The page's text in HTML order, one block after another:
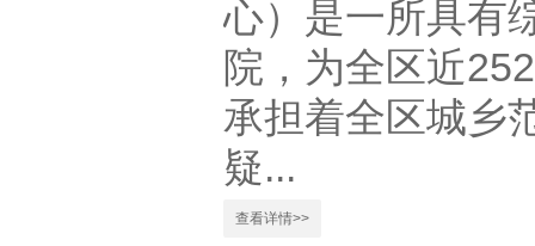
心）是一所具有
院，为全区近
承担着全区城乡
疑...
查看详情>>